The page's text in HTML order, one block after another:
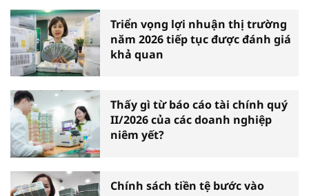
Triển vọng lợi nhuận thị trường
năm 2026 tiếp tục được đánh giá
khả quan
Thấy gì từ báo cáo tài chính quý
II/2026 của các doanh nghiệp
niêm yết?
Chính sách tiền tệ bước vào